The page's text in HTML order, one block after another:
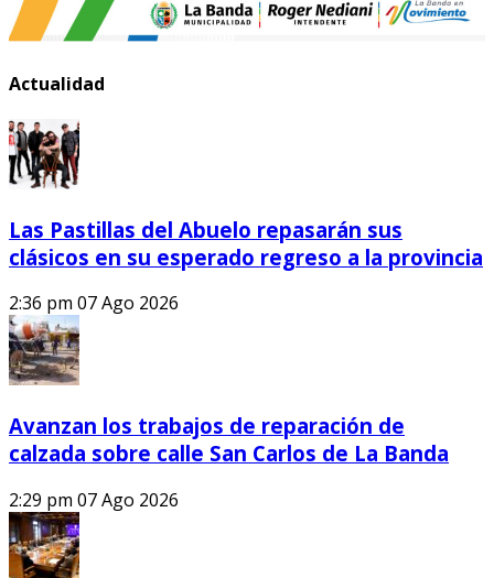
Actualidad
Las Pastillas del Abuelo repasarán sus
clásicos en su esperado regreso a la provincia
2:36 pm 07 Ago 2026
Avanzan los trabajos de reparación de
calzada sobre calle San Carlos de La Banda
2:29 pm 07 Ago 2026